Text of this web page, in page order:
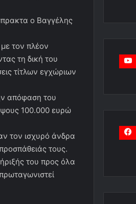
ο Βαγγέλης
τον πλέον
τη δική του
τίτλων εγχώριων
απόφαση του
100.000 ευρώ
τον ισχυρό άνδρα
τους.
του προς όλα